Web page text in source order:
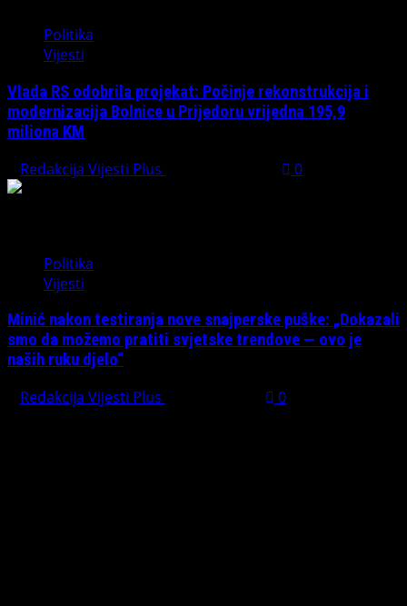
Politika
Vijesti
Vlada RS odobrila projekat: Počinje rekonstrukcija i
modernizacija Bolnice u Prijedoru vrijedna 195,9
miliona KM
Redakcija Vijesti Plus
0
Politika
Vijesti
Minić nakon testiranja nove snajperske puške: „Dokazali
smo da možemo pratiti svjetske trendove — ovo je
naših ruku djelo“
Redakcija Vijesti Plus
0